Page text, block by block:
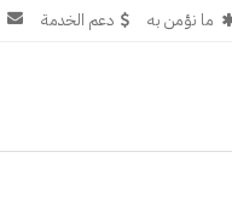
ما نؤمن به دعم الخدمة